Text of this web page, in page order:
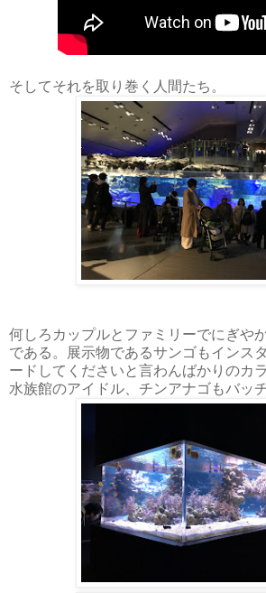
そしてそれを取り巻く人間たち。
何しろカップルとファミリーでにぎや
である。展示物であるサンゴもインス
ードしてくださいと言わんばかりのカ
水族館のアイドル、チンアナゴもバッチ